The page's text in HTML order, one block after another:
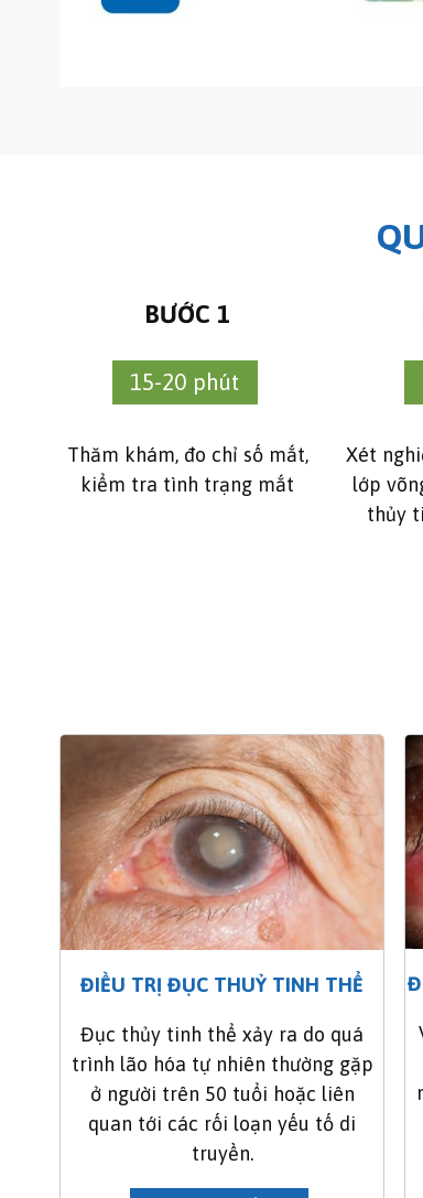
BƯỚC 1
15-20 phút
Thăm khám, đo chỉ số mắt,
kiểm tra tình trạng mắt
Xét
lớp
thủy
ĐIỀU TRỊ ĐỤC THUỶ TINH THỂ
Đục thủy tinh thể xảy ra do quá
trình lão hóa tự nhiên thường gặp
ở người trên 50 tuổi hoặc liên
quan tới các rối loạn yếu tố di
truyền.